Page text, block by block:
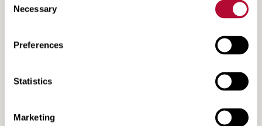
Selection
Necessary
Preferences
Statistics
Marketing